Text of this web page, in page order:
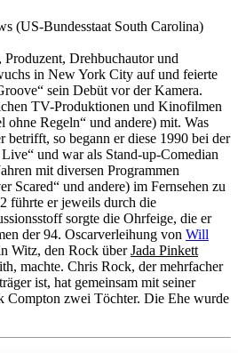
(US-Bundesstaat South Carolina)
Drehbuchautor und
in New York City auf und feierte
sein Debüt vor der Kamera.
TV-Produktionen und Kinofilmen
ohne Regeln“ und andere) mit. Was
betrifft, so begann er diese 1990 bei der
und war als Stand-up-Comedian
mit diversen Programmen
Scared“ und andere) im Fernsehen zu
führte er jeweils durch die
sorgte die Ohrfeige, die er
der 94. Oscarverleihung von Will
Witz, den Rock überJada Pinkett
machte. Chris Rock, der mehrfacher
ist, hat gemeinsam mit seiner
Compton zwei Töchter. Die Ehe wurde